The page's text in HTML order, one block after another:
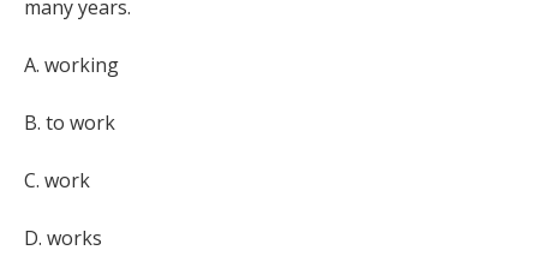
many years.
A. working
B. to work
C. work
D. works